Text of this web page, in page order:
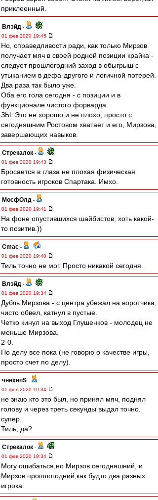
приклеенный.
Влэйд -
01 фев 2020 19:45
Но, справедливости ради, как только Мирзов
получает мяч в своей родной позиции крайка -
следует прошлогодний заход в обыгрыш с
утыканием в дефа-другого и логичной потерей.
Два раза так было уже.
Оба его гола сегодня - с позиции и в
функционале чистого форварда.
ЗЫ. Это не хорошо и не плохо, просто с
сегодняшним Ростовом хватает и его, Мирзова,
завершающих навыков.
Стрекалок -
01 фев 2020 19:43
Бросается в глаза не плохая физическая
готовность игроков Спартака. Имхо.
МосфОлд -
01 фев 2020 19:41
На фоне опустившихся шайбистов, хоть какой-
то позитив.))
Cmac -
01 фев 2020 19:40
Тиль точно не мог. Просто никакой сегодня.
Влэйд -
01 фев 2020 19:34
Дубль Мирзова - с центра убежал на воротчика,
чисто обвел, катнул в пустые.
Четко кинул на выход Глушенков - молодец не
меньше Мирзова.
2-0.
По делу все пока (не говорю о качестве игры,
просто счет по делу).
чннхнпS -
01 фев 2020 19:34
не знаю кто это был, но принял мяч, поднял
голову и через треть секунды выдал точно.
супер.
Тиль, да?
Стрекалок -
01 фев 2020 19:34
Могу ошибаться,но Мирзов сегодняшний, и
Мирзов прошлогодний,как будто два разных
игрока.